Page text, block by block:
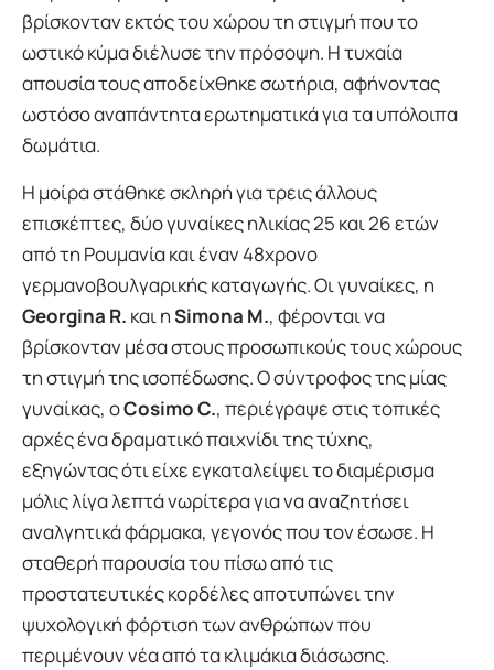
βρίσκονταν εκτός του χώρου τη στιγμή που το
ωστικό κύμα διέλυσε την πρόσοψη. Η τυχαία
απουσία τους αποδείχθηκε σωτήρια, αφήνοντας
ωστόσο αναπάντητα ερωτηματικά για τα υπόλοιπα
δωμάτια.
Η μοίρα στάθηκε σκληρή για τρεις άλλους
επισκέπτες, δύο γυναίκες ηλικίας 25 και 26 ετών
από τη Ρουμανία και έναν 48χρονο
γερμανοβουλγαρικής καταγωγής. Οι γυναίκες, η
Georgina R. και ηSimona M., φέρονται να
βρίσκονταν μέσα στους προσωπικούς τους χώρους
τη στιγμή της ισοπέδωσης. Ο σύντροφος της μίας
γυναίκας, οCosimo C., περιέγραψε στις τοπικές
αρχές ένα δραματικό παιχνίδι της τύχης,
εξηγώντας ότι είχε εγκαταλείψει το διαμέρισμα
μόλις λίγα λεπτά νωρίτερα για να αναζητήσει
αναλγητικά φάρμακα, γεγονός που τον έσωσε. Η
σταθερή παρουσία του πίσω από τις
προστατευτικές κορδέλες αποτυπώνει την
ψυχολογική φόρτιση των ανθρώπων που
περιμένουν νέα από τα κλιμάκια διάσωσης.